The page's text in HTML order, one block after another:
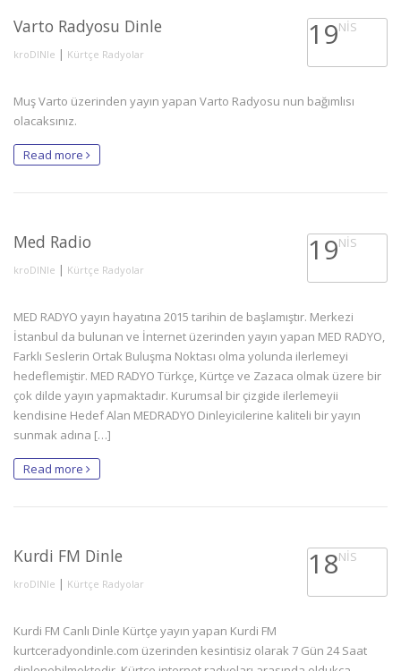
Varto Radyosu Dinle
kroDINle | Kürtçe Radyolar
19NIS
Muş Varto üzerinden yayın yapan Varto Radyosu nun bağımlısı
olacaksınız.
Read more
Med Radio
kroDINle | Kürtçe Radyolar
19NIS
MED RADYO yayın hayatına 2015 tarihin de başlamıştır. Merkezi
İstanbul da bulunan ve İnternet üzerinden yayın yapan MED RADYO,
Farklı Seslerin Ortak Buluşma Noktası olma yolunda ilerlemeyi
hedeflemiştir. MED RADYO Türkçe, Kürtçe ve Zazaca olmak üzere bir
çok dilde yayın yapmaktadır. Kurumsal bir çizgide ilerlemeyii
kendisine Hedef Alan MEDRADYO Dinleyicilerine kaliteli bir yayın
sunmak adına […]
Read more
Kurdi FM Dinle
kroDINle | Kürtçe Radyolar
18NIS
Kurdi FM Canlı Dinle Kürtçe yayın yapan Kurdi FM
kurtceradyondinle.com üzerinden kesintisiz olarak 7 Gün 24 Saat